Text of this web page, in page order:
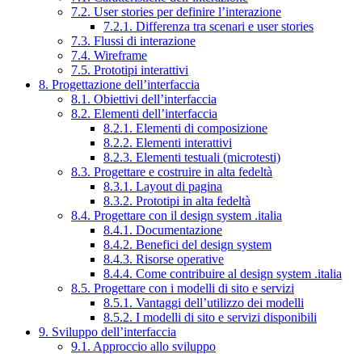
7.2. User stories per definire l’interazione
7.2.1. Differenza tra scenari e user stories
7.3. Flussi di interazione
7.4. Wireframe
7.5. Prototipi interattivi
8. Progettazione dell’interfaccia
8.1. Obiettivi dell’interfaccia
8.2. Elementi dell’interfaccia
8.2.1. Elementi di composizione
8.2.2. Elementi interattivi
8.2.3. Elementi testuali (microtesti)
8.3. Progettare e costruire in alta fedeltà
8.3.1. Layout di pagina
8.3.2. Prototipi in alta fedeltà
8.4. Progettare con il design system .italia
8.4.1. Documentazione
8.4.2. Benefici del design system
8.4.3. Risorse operative
8.4.4. Come contribuire al design system .italia
8.5. Progettare con i modelli di sito e servizi
8.5.1. Vantaggi dell’utilizzo dei modelli
8.5.2. I modelli di sito e servizi disponibili
9. Sviluppo dell’interfaccia
9.1. Approccio allo sviluppo